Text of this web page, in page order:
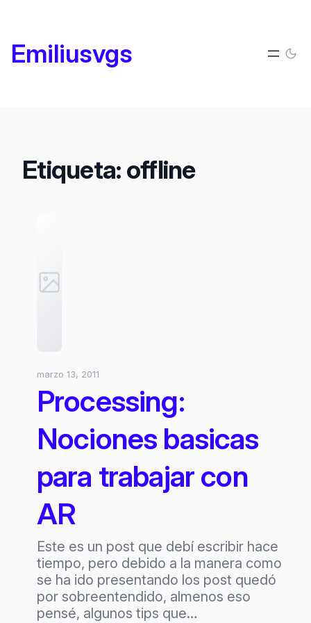
contenido
Emiliusvgs
Etiqueta: offline
marzo 13, 2011
Processing:
Nociones basicas
para trabajar con
AR
Este es un post que debí escribir hace
tiempo, pero debido a la manera como
se ha ido presentando los post quedó
por sobreentendido, almenos eso
pensé, algunos tips que…